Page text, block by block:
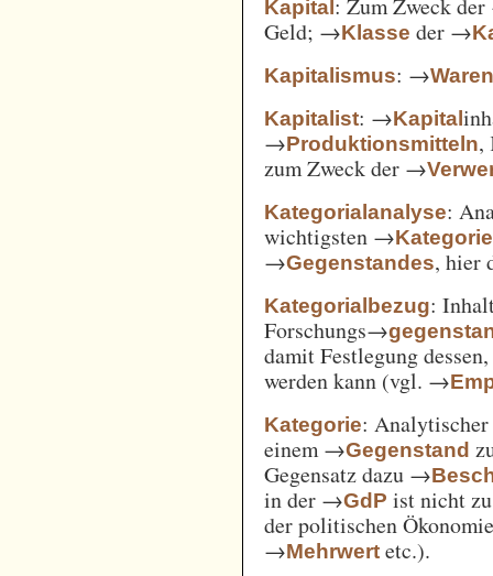
Kapital
Geld; →Klasse der →
Kapitalismus: →
Kapitalist: →Kapital
→Produktionsmitteln,
zum Zweck der →
Kategorialanalyse:
wichtigsten →
→Gegenstandes, hier
Kategorialbezug:
Forschungs→
damit Festlegung
werden kann (vgl. →
Kategorie:
einem →Gegenstand
Gegensatz dazu →
in der →GdP ist nicht
der politischen
→Mehrwert etc.).